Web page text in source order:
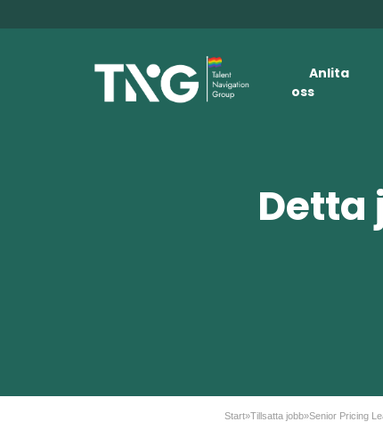
Anlita
oss
Detta
Start»Tillsatta jobb»